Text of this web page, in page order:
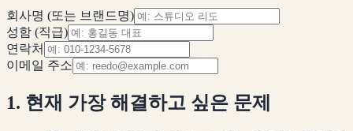
회사명 (또는 브랜드명)
성함 (직급)
연락처
이메일 주소
1. 현재 가장 해결하고 싶은 문제